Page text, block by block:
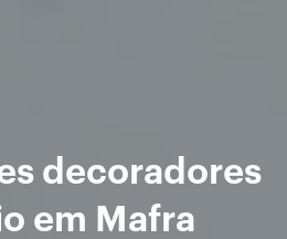
decoradores
em Mafra